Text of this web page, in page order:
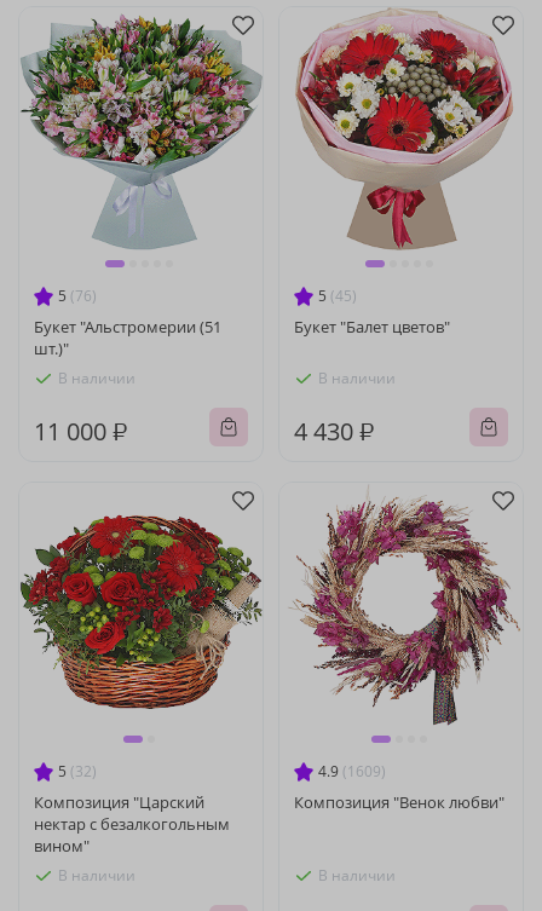
5 (76)
Букет "Альстромерии (51
шт.)"
В наличии
11 000 ₽
5 (45)
Букет "Балет цветов"
В наличии
4 430 ₽
5 (32)
Композиция "Царский
нектар с безалкогольным
вином"
В наличии
4.9 (1609)
Композиция "Венок любви"
В наличии